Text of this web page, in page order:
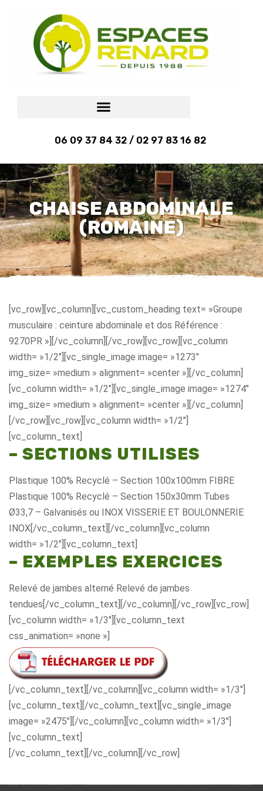
06 09 37 84 32 / 02 97 83 16 82
CHAISE ABDOMINALE
(ROMAINE)
[vc_row][vc_column][vc_custom_heading text= »Groupe
musculaire : ceinture abdominale et dos Référence :
9270PR »][/vc_column][/vc_row][vc_row][vc_column
width= »1/2″][vc_single_image image= »1273″
img_size= »medium » alignment= »center »][/vc_column]
[vc_column width= »1/2″][vc_single_image image= »1274″
img_size= »medium » alignment= »center »][/vc_column]
[/vc_row][vc_row][vc_column width= »1/2″]
[vc_column_text]
– SECTIONS UTILISES
Plastique 100% Recyclé – Section 100x100mm FIBRE
Plastique 100% Recyclé – Section 150x30mm Tubes
Ø33,7 – Galvanisés ou INOX VISSERIE ET BOULONNERIE
INOX[/vc_column_text][/vc_column][vc_column
width= »1/2″][vc_column_text]
– EXEMPLES EXERCICES
Relevé de jambes alterné Relevé de jambes
tendues[/vc_column_text][/vc_column][/vc_row][vc_row]
[vc_column width= »1/3″][vc_column_text
css_animation= »none »]
[/vc_column_text][/vc_column][vc_column width= »1/3″]
[vc_column_text][/vc_column_text][vc_single_image
image= »2475″][/vc_column][vc_column width= »1/3″]
[vc_column_text]
[/vc_column_text][/vc_column][/vc_row]